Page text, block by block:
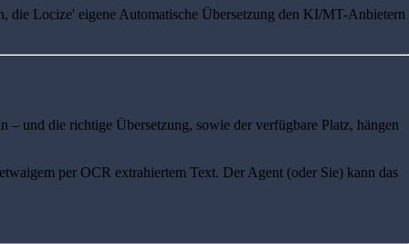
die Locize' eigene Automatische Übersetzung den KI/MT-Anbietern
– und die richtige Übersetzung, sowie der verfügbare Platz, hängen
per OCR extrahiertem Text. Der Agent (oder Sie) kann das